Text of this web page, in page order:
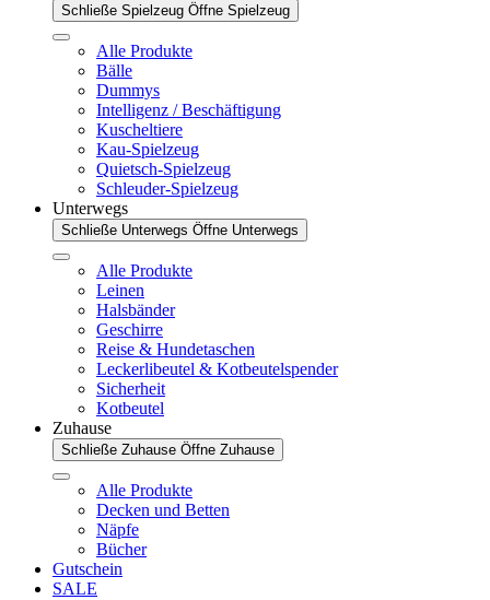
Schließe Spielzeug Öffne Spielzeug
Alle Produkte
Bälle
Dummys
Intelligenz / Beschäftigung
Kuscheltiere
Kau-Spielzeug
Quietsch-Spielzeug
Schleuder-Spielzeug
Unterwegs
Schließe Unterwegs Öffne Unterwegs
Alle Produkte
Leinen
Halsbänder
Geschirre
Reise & Hundetaschen
Leckerlibeutel & Kotbeutelspender
Sicherheit
Kotbeutel
Zuhause
Schließe Zuhause Öffne Zuhause
Alle Produkte
Decken und Betten
Näpfe
Bücher
Gutschein
SALE